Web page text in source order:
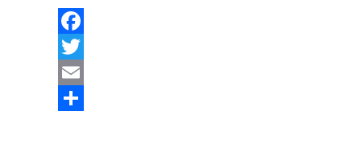
Facebook
Twitter
Email